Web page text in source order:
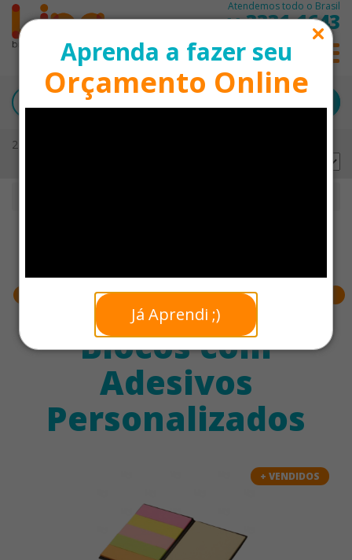
Aprenda a fazer seu
Orçamento Online
Já Aprendi ;)
Atendemos todo o Brasil
113331-1643
27 produtos encontrados
Blocos com
Adesivos
Personalizados
+ VENDIDOS